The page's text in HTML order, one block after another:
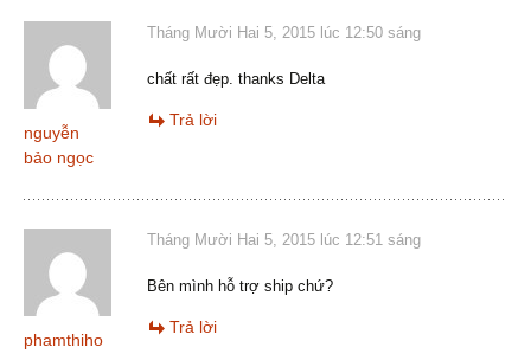
nguyễn
bảo ngọc
Tháng Mười Hai 5, 2015 lúc 12:50 sáng
chất rất đẹp. thanks Delta
Trả lời
phamthiho
Tháng Mười Hai 5, 2015 lúc 12:51 sáng
Bên mình hỗ trợ ship chứ?
Trả lời